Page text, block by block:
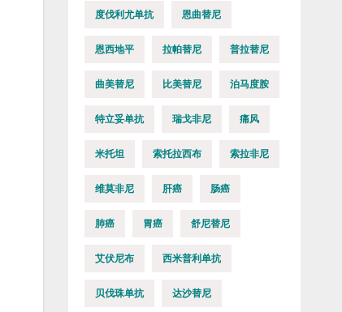
度伐利尤单抗 恩曲替尼
恩西地平 拉帕替尼 普拉替尼
曲美替尼 比美替尼 泊马度胺
特立妥单抗 瑞戈非尼 痛风
米托坦 索托拉西布 索拉非尼
维莫非尼 肝癌 肠癌
肺癌 胃癌 舒尼替尼
艾伏尼布 西米普利单抗
贝伐珠单抗 达沙替尼